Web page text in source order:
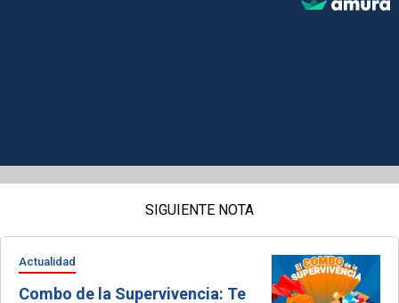
SIGUIENTE NOTA
Actualidad
Combo de la Supervivencia: Te